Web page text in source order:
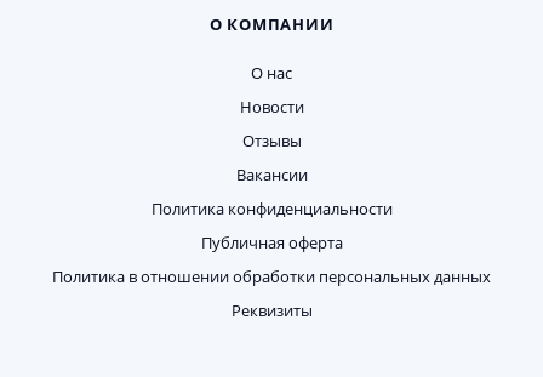
О КОМПАНИИ
О нас
Новости
Отзывы
Вакансии
Политика конфиденциальности
Публичная оферта
Политика в отношении обработки персональных данных
Реквизиты